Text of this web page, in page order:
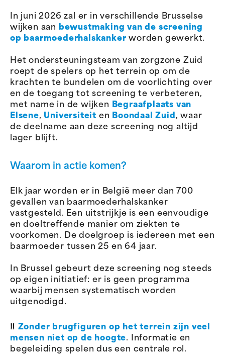
In juni 2026 zal er in verschillende Brusselse
wijken aan bewustmaking van de screening
op baarmoederhalskanker worden gewerkt.
Het ondersteuningsteam van zorgzone Zuid
roept de spelers op het terrein op om de
krachten te bundelen om de voorlichting over
en de toegang tot screening te verbeteren,
met name in de wijken Begraafplaats van
Elsene, Universiteit en Boondaal Zuid, waar
de deelname aan deze screening nog altijd
lager blijft.
Waarom in actie komen?
Elk jaar worden er in België meer dan 700
gevallen van baarmoederhalskanker
vastgesteld. Een uitstrijkje is een eenvoudige
en doeltreffende manier om ziekten te
voorkomen. De doelgroep is iedereen met een
baarmoeder tussen 25 en 64 jaar.
In Brussel gebeurt deze screening nog steeds
op eigen initiatief: er is geen programma
waarbij mensen systematisch worden
uitgenodigd.
‼️ Zonder brugfiguren op het terrein zijn veel
mensen niet op de hoogte. Informatie en
begeleiding spelen dus een centrale rol.